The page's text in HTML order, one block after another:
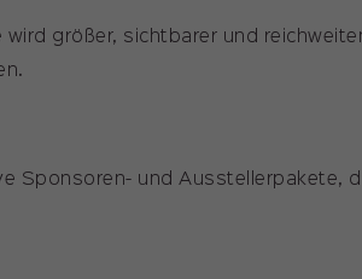
wird größer, sichtbarer und
Sponsoren- und Ausstellerpakete,